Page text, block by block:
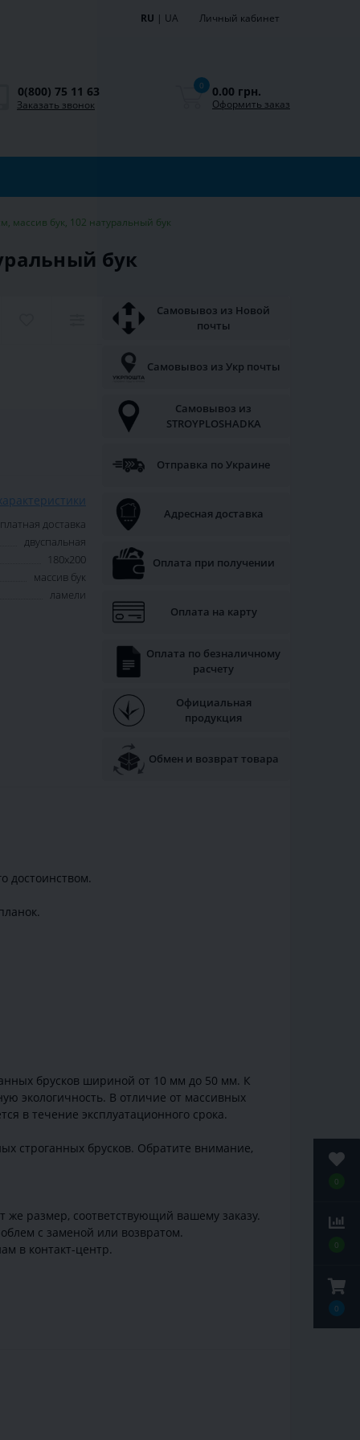
0
0
0
RU | UA Личный кабинет
0(800) 75 11 63
Заказать звонок
0 0.00 грн.
Оформить заказ
массив бук, 102 натуральный бук
бук
доставка
двуспальная
180х200
массив бук
ламели
Самовывоз из Новой
почты
Самовывоз из Укр почты
Самовывоз из
STROYPLOSHADKA
Отправка по Украине
Адресная доставка
Оплата при получении
Оплата на карту
Оплата по безналичному
расчету
Официальная
продукция
Обмен и возврат товара
достоинством.
брусков шириной от 10 мм до 50 мм. К
экологичность. В отличие от массивных
в течение эксплуатационного срока.
строганных брусков. Обратите внимание,
же размер, соответствующий вашему заказу.
с заменой или возвратом.
в контакт-центр.